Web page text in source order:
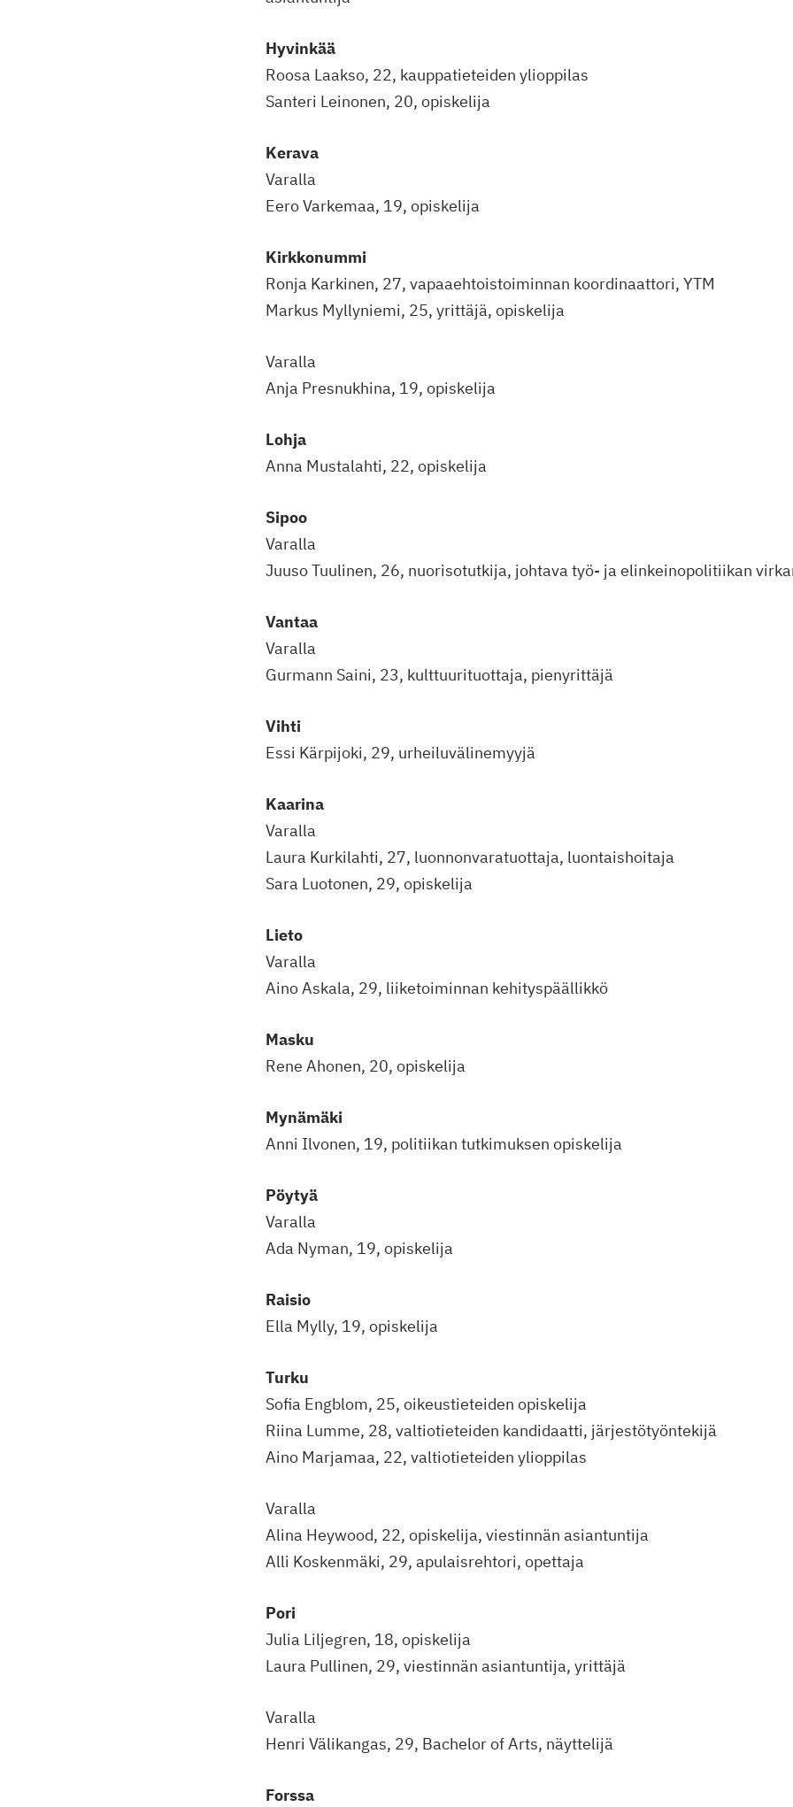
Hyvinkää
Roosa Laakso, 22, kauppatieteiden ylioppilas
Santeri Leinonen, 20, opiskelija
Kerava
Varalla
Eero Varkemaa, 19, opiskelija
Kirkkonummi
Ronja Karkinen, 27, vapaaehtoistoiminnan koordinaattori, YTM
Markus Myllyniemi, 25, yrittäjä, opiskelija
Varalla
Anja Presnukhina, 19, opiskelija
Lohja
Anna Mustalahti, 22, opiskelija
Sipoo
Varalla
Juuso Tuulinen, 26, nuorisotutkija, johtava työ- ja elinkeinopolitiikan
Vantaa
Varalla
Gurmann Saini, 23, kulttuurituottaja, pienyrittäjä
Vihti
Essi Kärpijoki, 29, urheiluvälinemyyjä
Kaarina
Varalla
Laura Kurkilahti, 27, luonnonvaratuottaja, luontaishoitaja
Sara Luotonen, 29, opiskelija
Lieto
Varalla
Aino Askala, 29, liiketoiminnan kehityspäällikkö
Masku
Rene Ahonen, 20, opiskelija
Mynämäki
Anni Ilvonen, 19, politiikan tutkimuksen opiskelija
Pöytyä
Varalla
Ada Nyman, 19, opiskelija
Raisio
Ella Mylly, 19, opiskelija
Turku
Sofia Engblom, 25, oikeustieteiden opiskelija
Riina Lumme, 28, valtiotieteiden kandidaatti, järjestötyöntekijä
Aino Marjamaa, 22, valtiotieteiden ylioppilas
Varalla
Alina Heywood, 22, opiskelija, viestinnän asiantuntija
Alli Koskenmäki, 29, apulaisrehtori, opettaja
Pori
Julia Liljegren, 18, opiskelija
Laura Pullinen, 29, viestinnän asiantuntija, yrittäjä
Varalla
Henri Välikangas, 29, Bachelor of Arts, näyttelijä
Forssa